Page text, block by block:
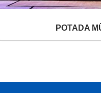
POTADA